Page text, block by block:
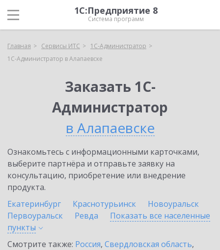
1С:Предприятие 8
Система программ
Главная Сервисы ИТС
1С-Администратор
1С-Администратор в Алапаевске
Заказать 1С-
Администратор
в Алапаевске
Ознакомьтесь с информационными карточками,
выберите партнёра и отправьте заявку на
консультацию, приобретение или внедрение
продукта.
Екатеринбург
Краснотурьинск
Новоуральск
Первоуральск
Ревда
Показать все населенные
пункты
Смотрите также: Россия, Свердловская область,